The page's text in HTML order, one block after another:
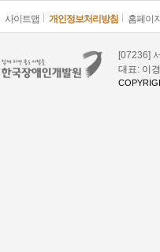
사이트맵 개인정보처리방침 홈페이
[07236]
대표: 이